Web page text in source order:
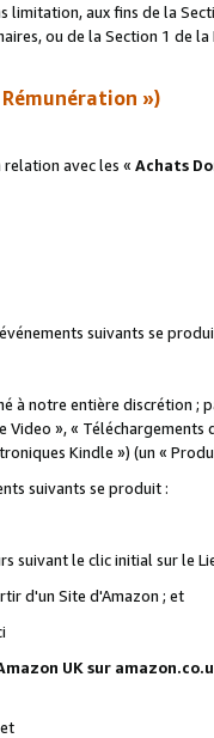
limitation, aux fins de la
ou de la Section 1 de
»)
avec les « Achats
suivants se
à notre entière discrétion ;
», « Téléchargements
Kindle ») (un «
suivants se produit :
suivant le clic initial sur le
d'un Site d'Amazon ; et
UK sur